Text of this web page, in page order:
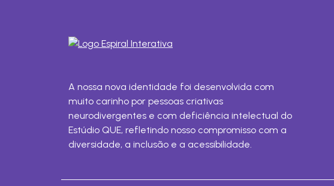
A nossa nova identidade foi desenvolvida com
muito carinho por pessoas criativas
neurodivergentes e com deficiência intelectual do
Estúdio QUE, refletindo nosso compromisso com a
diversidade, a inclusão e a acessibilidade.